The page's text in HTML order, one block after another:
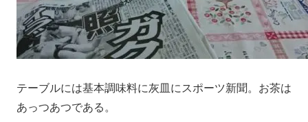
テーブルには基本調味料に灰皿にスポーツ新聞。お茶は
あっつあつである。